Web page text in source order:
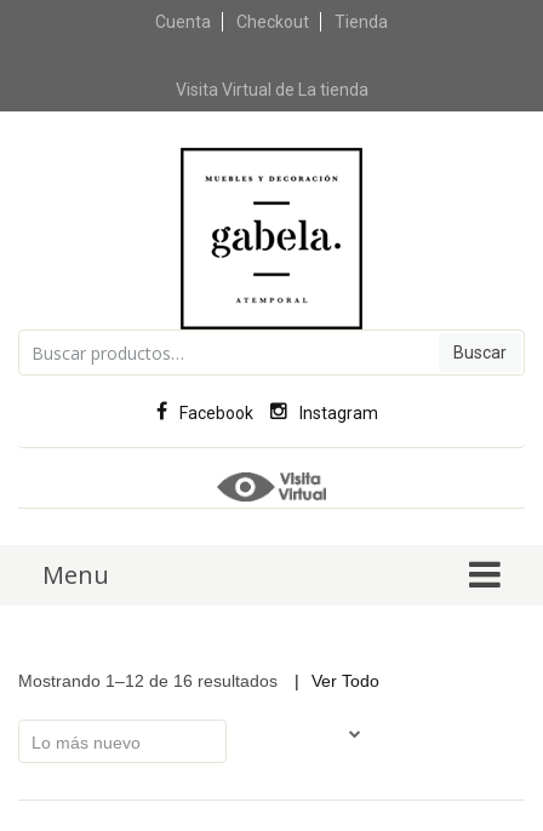
Skip to content
Cuenta Checkout Tienda
Visita Virtual de La tienda
Facebook Instagram
Menu
Mostrando 1–12 de 16 resultados Ver Todo